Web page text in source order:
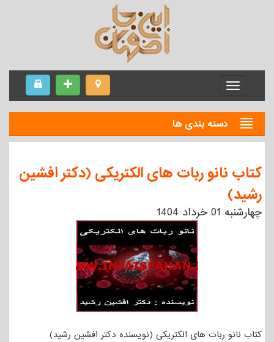
Menu
دسته بندی ها
کتاب نانو ربات های الکتریکی (دکتر افشین
رشید)
چهارشنبه 01 خرداد 1404
کتاب نانو ربات های الکتریکی (نویسنده دکتر افشین رشید)